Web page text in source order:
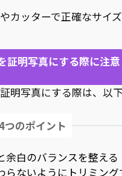
カッターで正確なサイ
証明写真にする際に注
明写真にする際は、以
つのポイント
余白のバランスを整える
らないようにトリミング